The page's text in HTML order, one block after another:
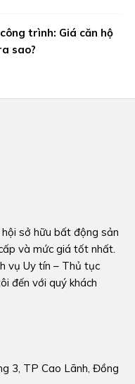
trình: Giá căn hộ
sao?
sở hữu bất động sản
và mức giá tốt nhất.
vụ Uy tín – Thủ tục
đến với quý khách
3, TP Cao Lãnh, Đồng